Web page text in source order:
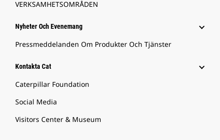
VERKSAMHETSOMRÅDEN
Nyheter Och Evenemang
Pressmeddelanden Om Produkter Och Tjänster
Kontakta Cat
Caterpillar Foundation
Social Media
Visitors Center & Museum